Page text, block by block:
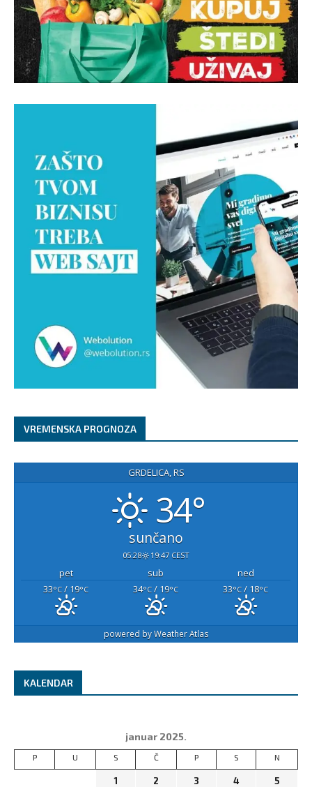
VREMENSKA PROGNOZA
GRDELICA, RS
34°
sunčano
05:28 19:47 CEST
pet sub
ned
33°C / 19°C 34°C / 19°C 33°C / 18°C
powered byWeather Atlas
KALENDAR
januar 2025.
P U S Č P S N
1 2 3 4 5